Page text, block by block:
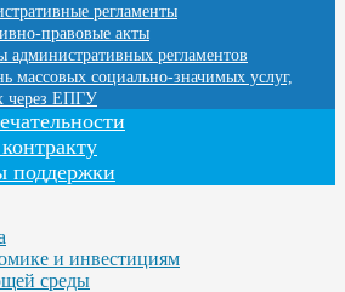
регламенты
правовые акты
административных регламентов
массовых социально-значимых услуг,
через ЕПГУ
и инвестициям
среды